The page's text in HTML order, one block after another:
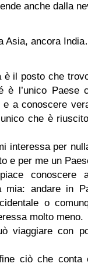
anche dalla
Asia, ancora
è il posto che
è l’unico
e a conoscere
che è
interessa per
e per me un
conoscere
mia: andare in
o
molto meno.
viaggiare con
ciò che